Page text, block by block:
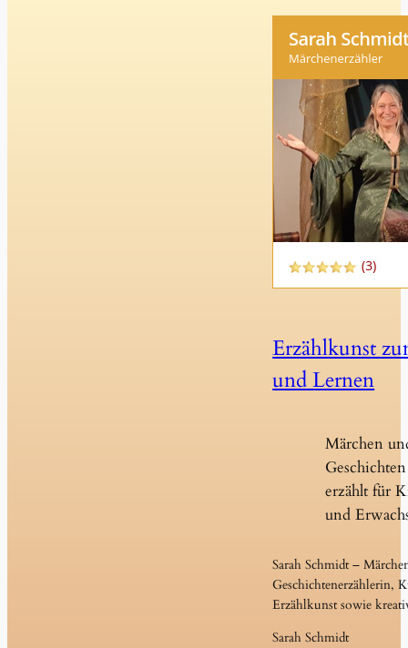
Erzählkunst
und Lernen
Märchen
erzählt für
und
Sarah Schmidt –
Geschichtenerzählerin,
Erzählkunst sowie
Sarah Schmidt